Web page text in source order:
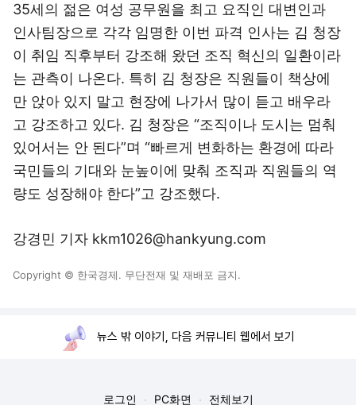
35세의 젊은 여성 공무원을 최고 요직인 대변인과
인사팀장으로 각각 임명한 이번 파격 인사는 김 청장
이 취임 직후부터 강조해 왔던 조직 혁신의 일환이라
는 관측이 나온다. 특히 김 청장은 직원들이 책상에
만 앉아 있지 말고 현장에 나가서 많이 듣고 배우라
고 강조하고 있다. 김 청장은 “조직이나 도시는 멈춰
있어서는 안 된다”며 “빠르게 변화하는 환경에 따라
국민들의 기대와 눈높이에 맞춰 조직과 직원들의 역
량도 성장해야 한다”고 강조했다.
강경민 기자 kkm1026@hankyung.com
Copyright © 한국경제. 무단전재 및 재배포 금지.
뉴스 밖 이야기, 다음 커뮤니티 웹에서 보기
로그인 PC화면 전체보기